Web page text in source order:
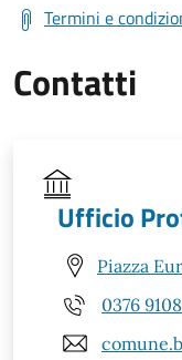
Termini e
Contatti
Ufficio
Piazza
0376